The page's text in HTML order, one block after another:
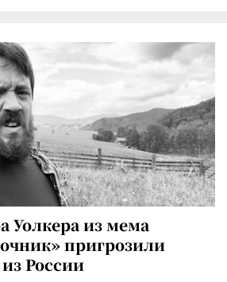
Уолкера из мема
пригрозили
России